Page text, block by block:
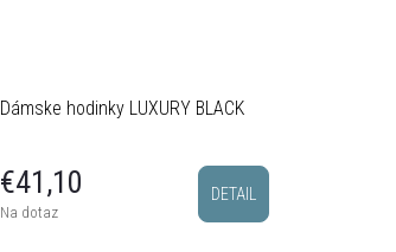
Dámske hodinky LUXURY BLACK
€41,10
Na dotaz
DETAIL